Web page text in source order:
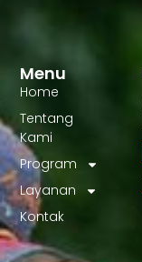
Menu
Home
Tentang
Kami
Program
Layanan
Kontak